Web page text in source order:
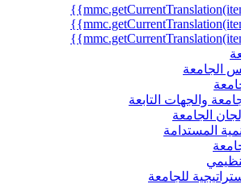
الجامعة
والجهات التابعة
الجامعة
المستدامة
للجامعة